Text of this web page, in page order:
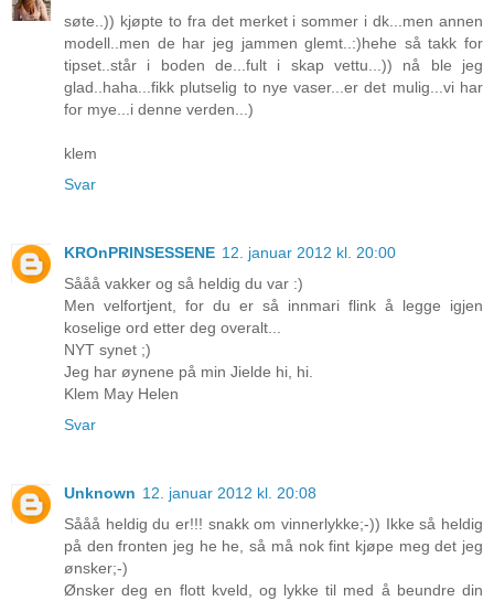
søte..)) kjøpte to fra det merket i sommer i dk...men annen
modell..men de har jeg jammen glemt..:)hehe så takk for
tipset..står i boden de...fult i skap vettu...)) nå ble jeg
glad..haha...fikk plutselig to nye vaser...er det mulig...vi har
for mye...i denne verden...)
klem
Svar
KROnPRINSESSENE 12. januar 2012 kl. 20:00
Sååå vakker og så heldig du var :)
Men velfortjent, for du er så innmari flink å legge igjen
koselige ord etter deg overalt...
NYT synet ;)
Jeg har øynene på min Jielde hi, hi.
Klem May Helen
Svar
Unknown 12. januar 2012 kl. 20:08
Sååå heldig du er!!! snakk om vinnerlykke;-)) Ikke så heldig
på den fronten jeg he he, så må nok fint kjøpe meg det jeg
ønsker;-)
Ønsker deg en flott kveld, og lykke til med å beundre din